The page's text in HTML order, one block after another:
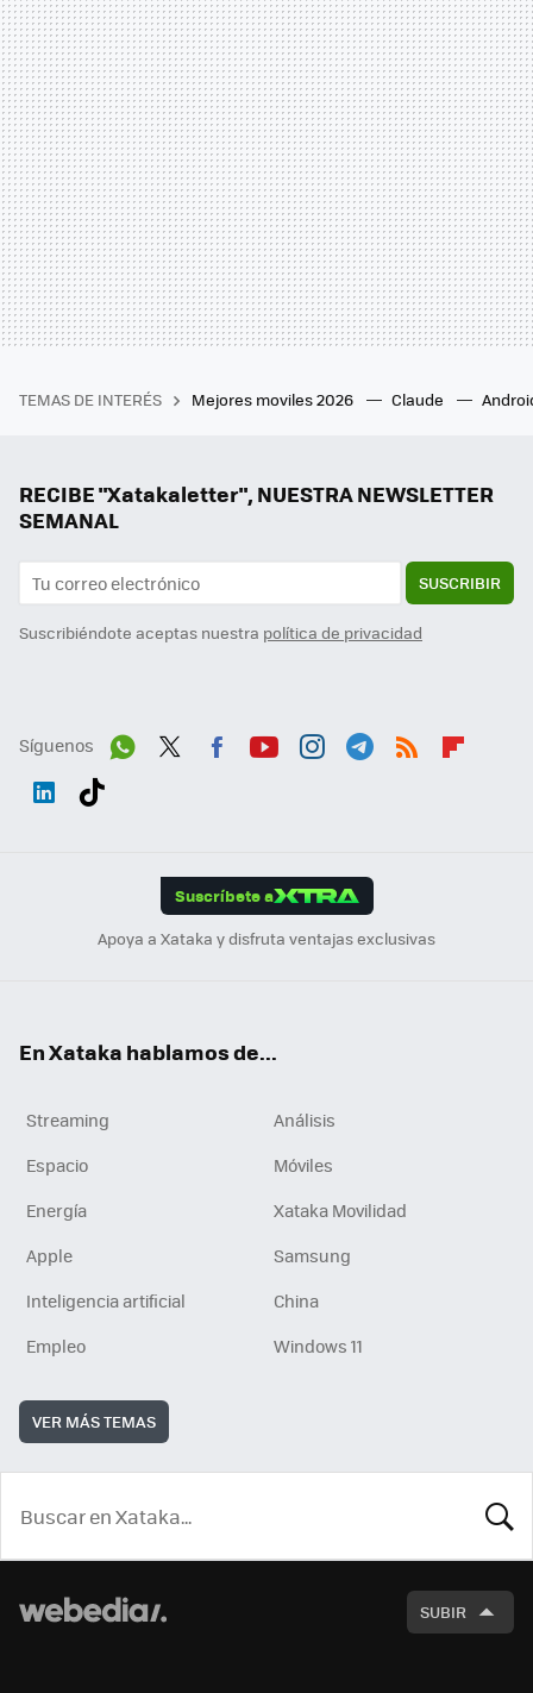
TEMAS DE INTERÉS Mejores moviles 2026 Claude
RECIBE "Xatakaletter", NUESTRA NEWSLETTER
SEMANAL
SUSCRIBIR
Suscribiéndote aceptas nuestra política de privacidad
Síguenos
Suscríbete a
Apoya a Xataka y disfruta ventajas exclusivas
En Xataka hablamos de...
Streaming
Análisis
Espacio
Móviles
Energía
Xataka Movilidad
Apple
Samsung
Inteligencia artificial
China
Empleo
Windows 11
VER MÁS TEMAS
SUBIR